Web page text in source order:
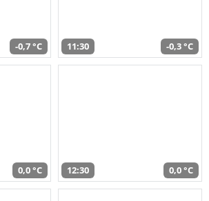
-0,7 °C 11:30 -0,3 °C
0,0 °C 12:30 0,0 °C